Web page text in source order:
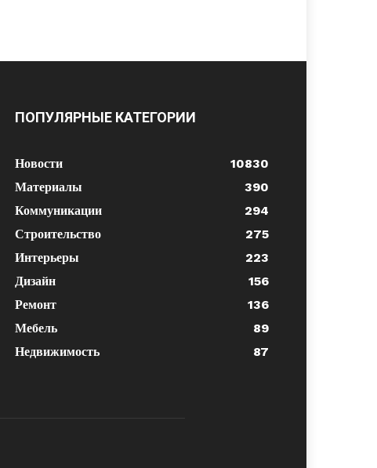
ПОПУЛЯРНЫЕ КАТЕГОРИИ
Новости
10830
Материалы
390
Коммуникации
294
Строительство
275
Интерьеры
223
Дизайн
156
Ремонт
136
Мебель
89
Недвижимость
87